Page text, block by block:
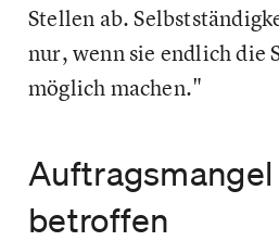
Stellen ab.
nur, wenn sie endlich die
möglich machen."
betroffen